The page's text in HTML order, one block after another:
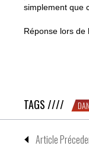
simplement que
Réponse lors de
TAGS ////
Article